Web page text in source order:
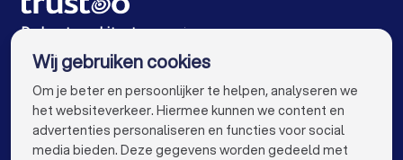
Architecten in Utrecht
Architecten in Eindhoven
Architecten in Tilburg
Architecten in Groningen
Architecten in Almere
Architecten in Breda
Architecten in Nijmegen
Architecten in Enschede
De beste architecten voor jou
Wij gebruiken cookies
Om je beter en persoonlijker te helpen, analyseren we
het websiteverkeer. Hiermee kunnen we content en
advertenties personaliseren en functies voor social
media bieden. Deze gegevens worden gedeeld met